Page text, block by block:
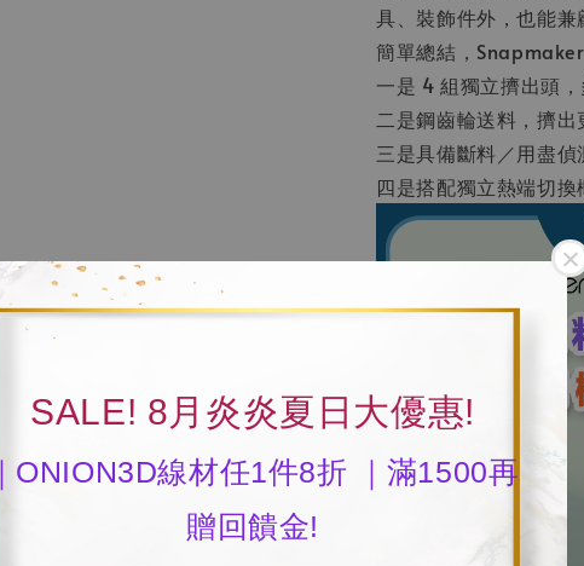
SALE! 8月炎炎夏日大優惠!
｜ONION3D線材任1件8折 ｜滿1500再
贈回饋金!
具、裝飾件外，也能兼
簡單總結，
一是 4 組獨立擠出頭
二是鋼齒輪送料，擠出
三是具備斷料／用盡偵
四是搭配獨立熱端切換